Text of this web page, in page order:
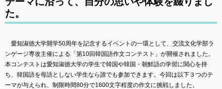
た。
愛知淑徳大学開学50周年を記念するイベントの一環として、交流文化学部ラ
ンゲージ専攻主催による「第10回韓国語作文コンテスト」が開催されました。
本コンテストは愛知淑徳大学の学生で韓国や韓国・朝鮮語の学習に関心を持
ち、韓国語を母語としない学生なら誰でも参加できます。今回は以下３つのテ
ーマが与えられ、制限時間80分で1600文字程度の作文に挑戦しました。